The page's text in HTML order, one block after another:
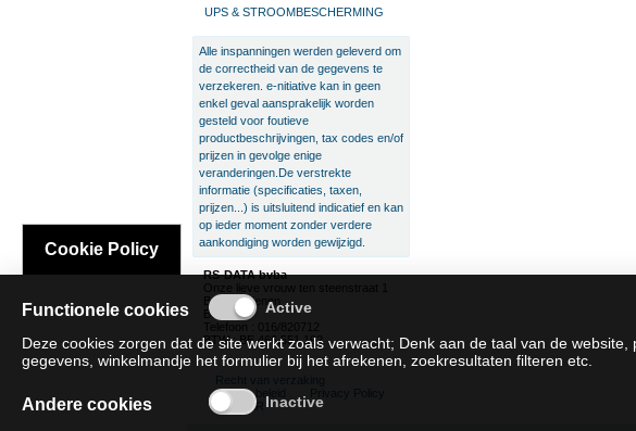
UPS & STROOMBESCHERMING
Alle inspanningen werden geleverd om
de correctheid van de gegevens te
verzekeren. e-nitiative kan in geen
enkel geval aansprakelijk worden
gesteld voor foutieve
productbeschrijvingen, tax codes en/of
prijzen in gevolge enige
veranderingen.De verstrekte
informatie (specificaties, taxen,
prijzen...) is uitsluitend indicatief en kan
op ieder moment zonder verdere
aankondiging worden gewijzigd.
RS-DATA bvba
Onze lieve vrouw ten steenstraat 1
B-3300 Tienen
België
Telefoon : 016/820712
BTW : BE 466.551.192
Recht van verzaking
Cookie beleid
Privacy Policy
SAT/SAR
Cookie Policy
Functionele cookies
Deze cookies zorgen dat de site werkt zoals verwacht; Denk aan de taal van de
gegevens, winkelmandje het formulier bij het afrekenen, zoekresultaten filteren etc.
Andere cookies